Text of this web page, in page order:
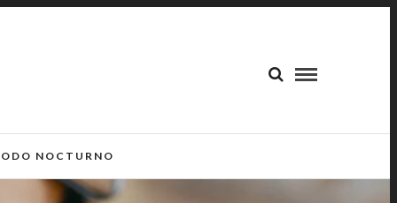
NOCTURNO